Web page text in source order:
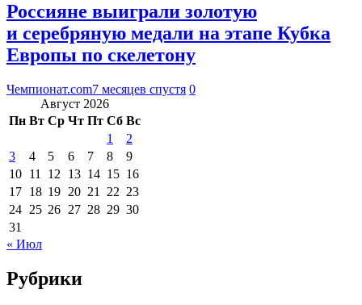
Россияне выиграли золотую
и серебряную медали на этапе Кубка
Европы по скелетону
Чемпионат.com7 месяцев спустя 0
Август 2026
Пн Вт Ср Чт Пт Сб Вс
1
2
3
4 5 6 7 8
9
10 11 12 13 14 15 16
17 18 19 20 21 22 23
24 25 26 27 28 29 30
31
« Июл
Рубрики